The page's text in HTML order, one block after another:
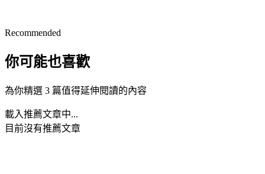
Recommended
你可能也喜歡
為你精選 3 篇值得延伸閱讀的內容
載入推薦文章中...
目前沒有推薦文章